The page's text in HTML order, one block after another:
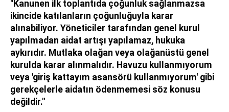
"Kanunen ilk toplantıda çoğunluk sağlanmazsa
ikincide katılanların çoğunluğuyla karar
alınabiliyor. Yöneticiler tarafından genel kurul
yapılmadan aidat artışı yapılamaz, hukuka
aykırıdır. Mutlaka olağan veya olağanüstü genel
kurulda karar alınmalıdır. Havuzu kullanmıyorum
veya 'giriş kattayım asansörü kullanmıyorum' gibi
gerekçelerle aidatın ödenmemesi söz konusu
değildir."